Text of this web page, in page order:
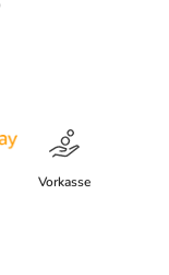
Vorkasse